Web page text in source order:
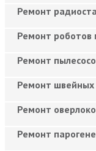
Ремонт
Ремонт роботов
Ремонт
Ремонт
Ремонт
Ремонт